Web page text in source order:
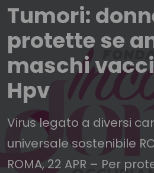
Tumori:
protette se
maschi
Hpv
Virus legato a diversi
universale sostenibile
ROMA, 22 APR – Per